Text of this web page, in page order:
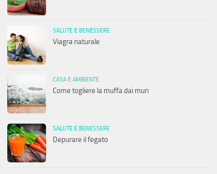
SALUTE E BENESSERE
Viagra naturale
CASA E AMBIENTE
Come togliere la muffa dai muri
SALUTE E BENESSERE
Depurare il fegato